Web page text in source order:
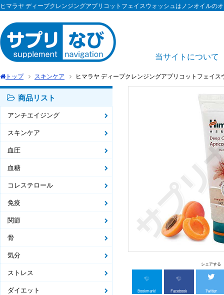
ヒマラヤ ディープクレンジングアプリコットフェイスウォッシュはノンオイルの
当サイトについて
トップ スキンケア ヒマラヤ ディープクレンジングアプリコットフェイ
商品リスト
アンチエイジング
スキンケア
血圧
血糖
コレステロール
免疫
関節
骨
気分
ストレス
ダイエット
シェアする
Bookmark! Facebook Twitter